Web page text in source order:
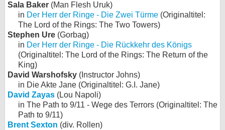
Sala Baker (Man Flesh Uruk)
in Der Herr der Ringe - Die Zwei Türme (Originaltitel:
The Lord of the Rings: The Two Towers)
Stephen Ure (Gorbag)
in Der Herr der Ringe - Die Rückkehr des Königs
(Originaltitel: The Lord of the Rings: The Return of the
King)
David Warshofsky (Instructor Johns)
in Die Akte Jane (Originaltitel: G.I. Jane)
David Zayas (Lou Napoli)
in The Path to 9/11 - Wege des Terrors (Originaltitel: The
Path to 9/11)
Brent Sexton (div. Rollen)